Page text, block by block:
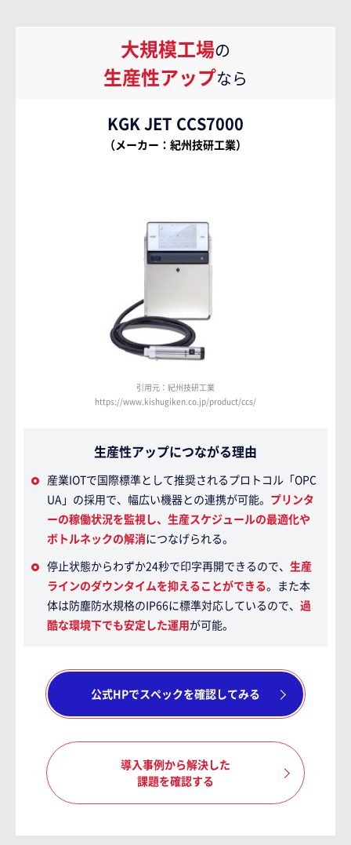
大規模工場の
生産性アップなら
KGK JET CCS7000
（メーカー：紀州技研工業）
引用元：紀州技研工業
https://www.kishugiken.co.jp/product/ccs/
生産性アップにつながる理由
産業IOTで国際標準として推奨されるプロトコル「OPC
UA」の採用で、幅広い機器との連携が可能。 プリンタ
ーの稼働状況を監視し、生産スケジュールの最適化や
ボトルネックの解消につなげられる。
停止状態からわずか24秒で印字再開できるので、 生産
ラインのダウンタイムを抑えることができる。また本
体は防塵防水規格のIP66に標準対応しているので、 過
酷な環境下でも安定した運用が可能。
公式HPでスペックを確認してみる
導入事例から解決した
課題を確認する